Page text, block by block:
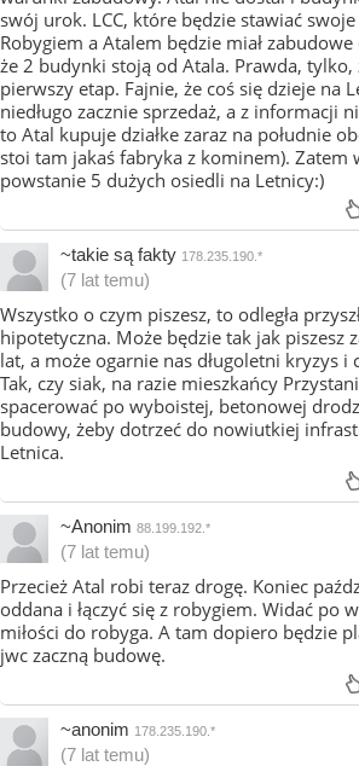
swój urok. LCC, które będzie stawiać
Robygiem a Atalem będzie miał
że 2 budynki stoją od Atala. Prawda, tylko,
pierwszy etap. Fajnie, że coś się dzieje na
niedługo zacznie sprzedaż, a z informacji
to Atal kupuje działke zaraz na południe
stoi tam jakaś fabryka z kominem). Zatem
powstanie 5 dużych osiedli na Letnicy:)
~takie są fakty 178.235.190.*
(7 lat temu)
Wszystko o czym piszesz, to odległa
hipotetyczna. Może będzie tak jak piszesz
lat, a może ogarnie nas długoletni kryzys i
Tak, czy siak, na razie mieszkańcy
spacerować po wyboistej, betonowej
budowy, żeby dotrzeć do nowiutkiej
Letnica.
~Anonim 88.199.192.*
(7 lat temu)
Przecież Atal robi teraz drogę. Koniec
oddana i łączyć się z robygiem. Widać po
miłości do robyga. A tam dopiero będzie
jwc zaczną budowę.
~anonim 178.235.190.*
(7 lat temu)